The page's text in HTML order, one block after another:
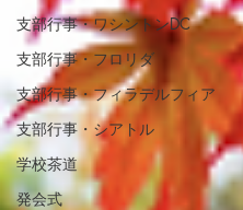
支部行事・ワシントンDC
支部行事・フロリダ
支部行事・フィラデルフィア
支部行事・シアトル
学校茶道
発会式